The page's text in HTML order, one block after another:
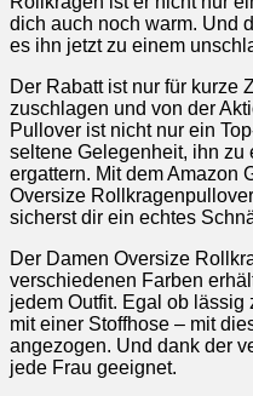
dich auch noch warm. Und
es ihn jetzt zu einem
Der Rabatt ist nur für kurze
zuschlagen und von der
Pullover ist nicht nur ein
seltene Gelegenheit, ihn zu
ergattern. Mit dem Amazon
Oversize
sicherst dir ein echtes
Der Damen Oversize
verschiedenen Farben
jedem Outfit. Egal ob
mit einer Stoffhose – mit
angezogen. Und dank der
jede Frau geeignet.